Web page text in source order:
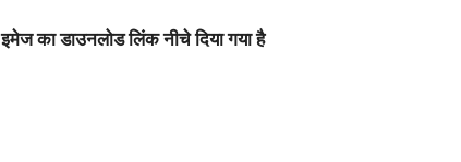
इमेज का डाउनलोड लिंक नीचे दिया गया है